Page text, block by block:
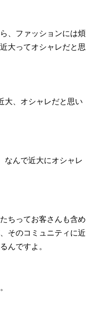
、ファッションには煩
大ってオシャレだと思
大、オシャレだと思い
なんで近大にオシャレ
ちってお客さんも含め
そのコミュニティに近
んですよ。